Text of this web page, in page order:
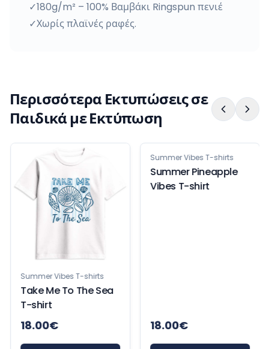
✓180g/m² – 100% Βαμβάκι Ringspun πενιέ
✓Χωρίς πλαϊνές ραφές.
Περισσότερα Εκτυπώσεις σε
Παιδικά με Εκτύπωση
Summer Vibes T-shirts
Take Me To The Sea
T-shirt
18.00€ 18.00€